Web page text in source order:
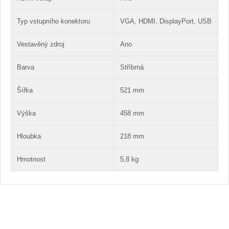
Typ vstupního konektoru VGA, HDMI, DisplayPort, USB
Vestavěný zdroj Ano
Barva Stříbrná
Šířka 521 mm
Výška 458 mm
Hloubka 218 mm
Hmotnost 5,8 kg